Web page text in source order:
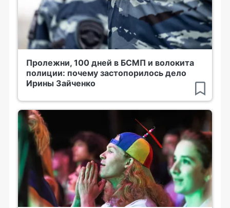
Пролежни, 100 дней в БСМП и волокита
полиции: почему застопорилось дело
Ирины Зайченко